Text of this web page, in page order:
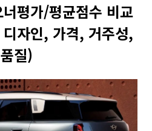
평가/평균점수 비교
자인, 가격, 거주성,
품질)